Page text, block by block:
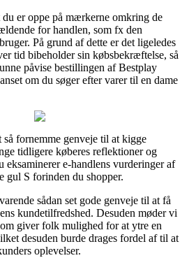
er oppe på mærkerne omkring de
for handlen, som fx den
På grund af dette er det ligeledes
tid bibeholder sin købsbekræftelse, så
påvise bestillingen af Bestplay
om du søger efter varer til en dame
fornemme genveje til at kigge
tidligere køberes reflektioner og
eksaminerer e-handlens vurderinger af
gul S forinden du shopper.
sådan set gode genveje til at få
kundetilfredshed. Desuden møder vi
giver folk mulighed for at ytre en
desuden burde drages fordel af til at
oplevelser.